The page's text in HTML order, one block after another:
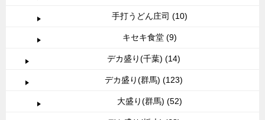
手打うどん庄司 (10)
キセキ食堂 (9)
デカ盛り(千葉) (14)
デカ盛り(群馬) (123)
大盛り(群馬) (52)